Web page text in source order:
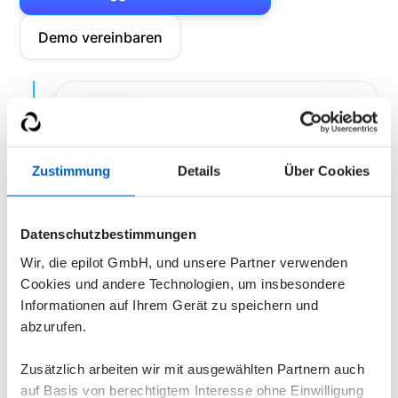
Zustimmung Details Über Cookies
Datenschutzbestimmungen
Wir, die epilot GmbH, und unsere Partner verwenden
Cookies und andere Technologien, um insbesondere
Informationen auf Ihrem Gerät zu speichern und
abzurufen.
Zusätzlich arbeiten wir mit ausgewählten Partnern auch
auf Basis von berechtigtem Interesse ohne Einwilligung
Demo vereinbaren
Du hast deinen nächsten
Blueprint, den du als nächstes
ausprobieren möchtest.